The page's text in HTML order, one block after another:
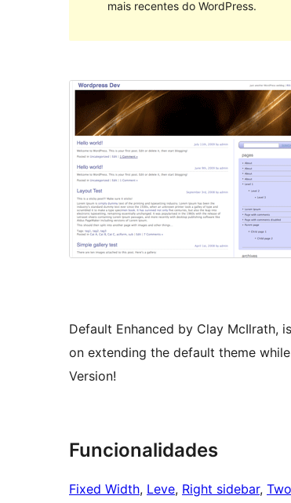
mais recentes do WordPress.
Default Enhanced by Clay McIlrath,
on extending the default theme
Version!
Funcionalidades
Fixed Width, Leve, Right sidebar,